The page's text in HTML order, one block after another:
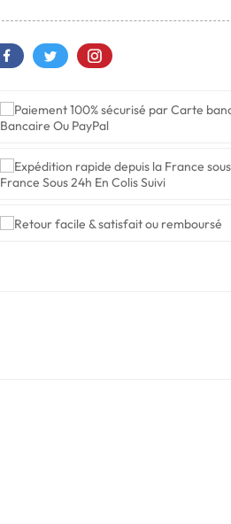
Bancaire Ou PayPal
France Sous 24h En Colis Suivi